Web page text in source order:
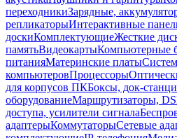
переходникиЗарядные,
репликаторыИнтерактивные
доскиКомплектующиеЖесткие
памятьВидеокартыКомпьютерные
питанияМатеринские платы
компьютеровПроцессоры
для корпусов ПКБоксы, док-
оборудованиеМаршрутизаторы,
доступа, усилители сигнала
адаптерыКоммутаторыСетевые